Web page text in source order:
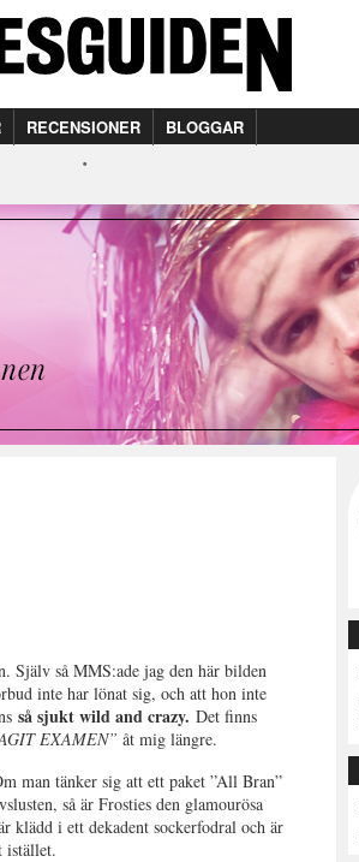
RECENSIONER BLOGGAR
Själv så MMS:ade jag den här bilden
inte har lönat sig, och att hon inte
så sjukt wild and crazy.Det finns
EXAMEN” åt mig längre.
man tänker sig att ett paket ”All Bran”
så är Frosties den glamourösa
klädd i ett dekadent sockerfodral och är
istället.